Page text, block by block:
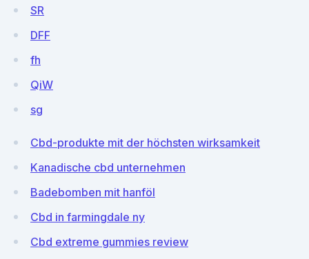
SR
DFF
fh
QiW
sg
Cbd-produkte mit der höchsten wirksamkeit
Kanadische cbd unternehmen
Badebomben mit hanföl
Cbd in farmingdale ny
Cbd extreme gummies review